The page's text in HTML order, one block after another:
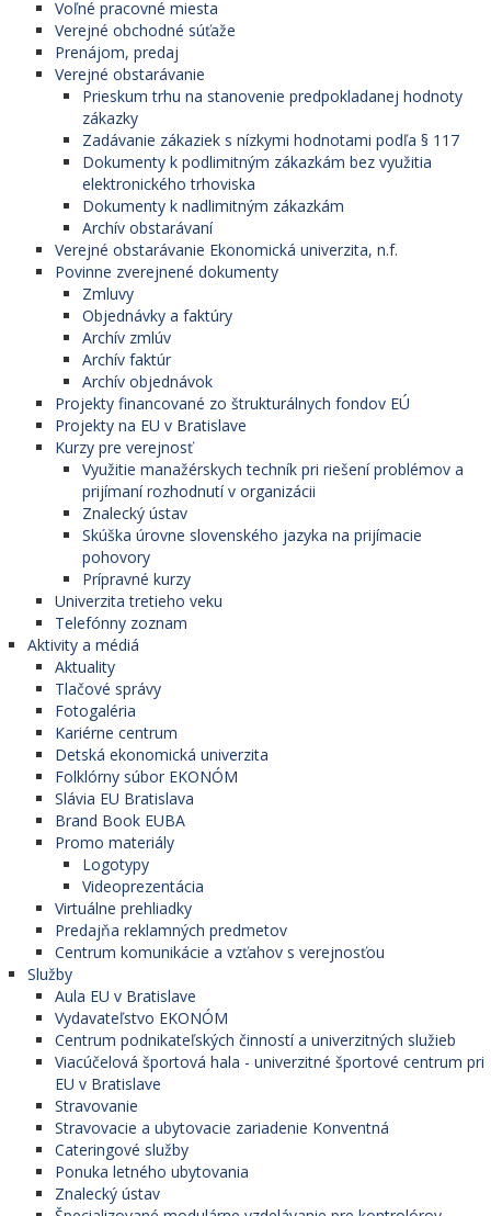
Voľné pracovné miesta
Verejné obchodné súťaže
Prenájom, predaj
Verejné obstarávanie
Prieskum trhu na stanovenie predpokladanej hodnoty
zákazky
Zadávanie zákaziek s nízkymi hodnotami podľa § 117
Dokumenty k podlimitným zákazkám bez využitia
elektronického trhoviska
Dokumenty k nadlimitným zákazkám
Archív obstarávaní
Verejné obstarávanie Ekonomická univerzita, n.f.
Povinne zverejnené dokumenty
Zmluvy
Objednávky a faktúry
Archív zmlúv
Archív faktúr
Archív objednávok
Projekty financované zo štrukturálnych fondov EÚ
Projekty na EU v Bratislave
Kurzy pre verejnosť
Využitie manažérskych techník pri riešení problémov a
prijímaní rozhodnutí v organizácii
Znalecký ústav
Skúška úrovne slovenského jazyka na prijímacie
pohovory
Prípravné kurzy
Univerzita tretieho veku
Telefónny zoznam
Aktivity a médiá
Aktuality
Tlačové správy
Fotogaléria
Kariérne centrum
Detská ekonomická univerzita
Folklórny súbor EKONÓM
Slávia EU Bratislava
Brand Book EUBA
Promo materiály
Logotypy
Videoprezentácia
Virtuálne prehliadky
Predajňa reklamných predmetov
Centrum komunikácie a vzťahov s verejnosťou
Služby
Aula EU v Bratislave
Vydavateľstvo EKONÓM
Centrum podnikateľských činností a univerzitných služieb
Viacúčelová športová hala - univerzitné športové centrum pri
EU v Bratislave
Stravovanie
Stravovacie a ubytovacie zariadenie Konventná
Cateringové služby
Ponuka letného ubytovania
Znalecký ústav